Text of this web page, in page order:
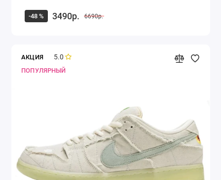
-48 % 3490р. 6690р.
АКЦИЯ
ПОПУЛЯРНЫЙ
5.0